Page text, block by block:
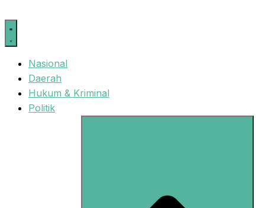
ke
isi
Nasional
Daerah
Hukum & Kriminal
Politik